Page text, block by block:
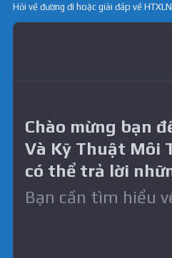
Hỏi về đường đi hoặc giải đáp về
Chào mừng bạn
Và Kỹ Thuật Môi
có thể trả lời
Bạn cần tìm hiểu